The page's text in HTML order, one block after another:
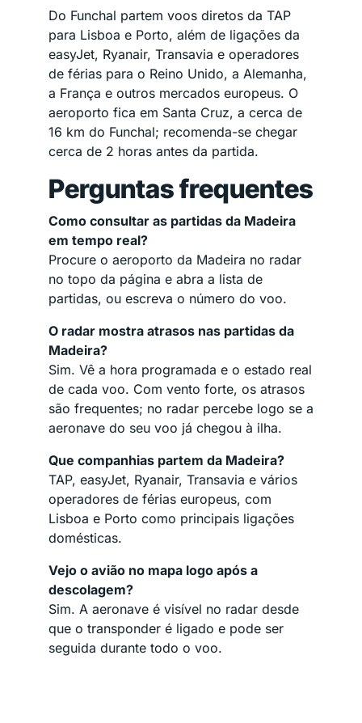
Do Funchal partem voos diretos da TAP
para Lisboa e Porto, além de ligações da
easyJet, Ryanair, Transavia e operadores
de férias para o Reino Unido, a Alemanha,
a França e outros mercados europeus. O
aeroporto fica em Santa Cruz, a cerca de
16 km do Funchal; recomenda-se chegar
cerca de 2 horas antes da partida.
Perguntas frequentes
Como consultar as partidas da Madeira
em tempo real?
Procure o aeroporto da Madeira no radar
no topo da página e abra a lista de
partidas, ou escreva o número do voo.
O radar mostra atrasos nas partidas da
Madeira?
Sim. Vê a hora programada e o estado real
de cada voo. Com vento forte, os atrasos
são frequentes; no radar percebe logo se a
aeronave do seu voo já chegou à ilha.
Que companhias partem da Madeira?
TAP, easyJet, Ryanair, Transavia e vários
operadores de férias europeus, com
Lisboa e Porto como principais ligações
domésticas.
Vejo o avião no mapa logo após a
descolagem?
Sim. A aeronave é visível no radar desde
que o transponder é ligado e pode ser
seguida durante todo o voo.